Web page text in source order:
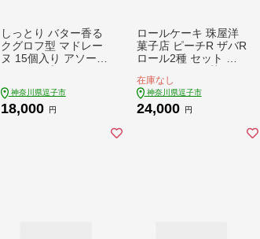
しっとり バター香る
クグロフ型 マドレー
ヌ 15個入り アソート
レゼント 手土産 おや
つ 常温便 神奈川県 逗
神奈川県逗子市
18,000 円
ロールケーキ 珠屋洋
菓子店 ピーチR ザバR
ロール2種 セット ケ
菓子 洋菓子 デザート
フルーツ 桃 黄桃 チョ
コレート お楽しみ
在庫なし
神奈川県逗子市
24,000 円